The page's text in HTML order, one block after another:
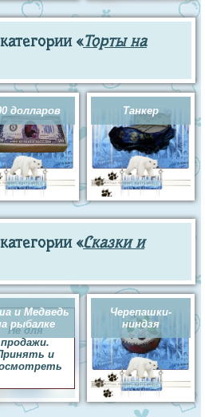
«Торты на
долларов Танкер
«Сказки и
и Медведь
рыбалке
Не для
продажи.
и
Черепашки-
ниндзя